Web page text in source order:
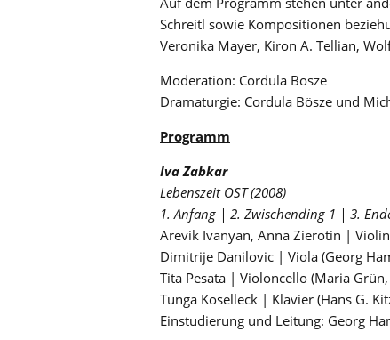
Schreitl sowie Kompositionen
Veronika Mayer, Kiron A. Tellian,
Moderation: Cordula Bösze
Dramaturgie: Cordula Bösze und
Programm
Iva Zabkar
Lebenszeit OST (2008)
1. Anfang | 2. Zwischending 1 | 3.
Arevik Ivanyan, Anna Zierotin |
Dimitrije Danilovic | Viola (Georg
Tita Pesata | Violoncello (Maria Grün,
Tunga Koselleck | Klavier (Hans G.
Einstudierung und Leitung: Georg